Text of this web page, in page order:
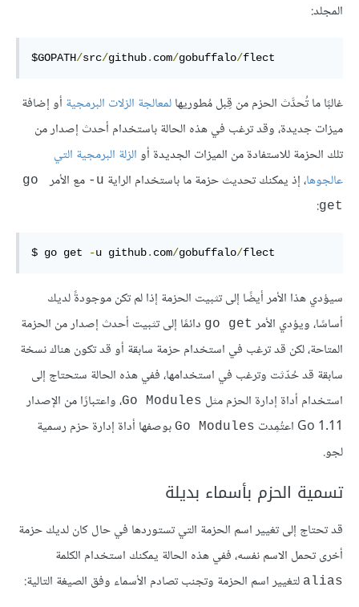
المجلد:
$GOPATH/src/github. com/gobuffalo/flect
غالبًا ما تُحدَّث الحزم من قِبل مُطوريهالمعالجة الزلات البرمجية أو إضافة
ميزات جديدة، وقد ترغب في هذه الحالة باستخدام أحدث إصدار من
تلك الحزمة للاستفادة من الميزات الجديدة أوالزلة البرمجية التي
عالجوها، إذ يمكنك تحديث حزمة ما باستخدام الراية ‎-u مع الأمر
go
get
:
$ go get -u github. com/gobuffalo/flect
سيؤدي هذا الأمر أيضًا إلى تثبيت الحزمة إذا لم تكن موجودةً لديك
أساسًا، ويؤدي الأمر go get دائمًا إلى تثبيت أحدث إصدار من الحزمة
المتاحة، لكن قد ترغب في استخدام حزمة سابقة أو قد تكون هناك نسخة
سابقة قد حُدّثت وترغب في استخدامها، ففي هذه الحالة ستحتاج إلى
استخدام أداة إدارة الحزم مثل Go Modules، واعتبارًا من الإصدار
Go 1.11 اعتُمِدت
Go Modules بوصفها أداة إدارة حزم رسمية
لجو.
تسمية الحزم بأسماء بديلة
قد تحتاج إلى تغيير اسم الحزمة التي تستوردها في حال كان لديك حزمة
أخرى تحمل الاسم نفسه، ففي هذه الحالة يمكنك استخدام الكلمة
alias لتغيير اسم الحزمة وتجنب تصادم الأسماء وفق الصيغة التالية: